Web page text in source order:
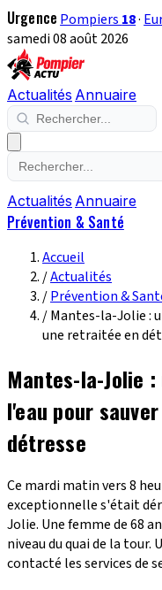
Urgence Pompiers 18·
samedi 08 août 2026
Actualités Annuaire
Actualités Annuaire
Prévention & Santé
Accueil
/Actualités
/Prévention &
/Mantes-la-Jolie :
une retraitée en
Mantes-la-Jolie
l'eau pour
détresse
Ce mardi matin vers 8
exceptionnelle s'était
Jolie. Une femme de 68
niveau du quai de la
contacté les services de